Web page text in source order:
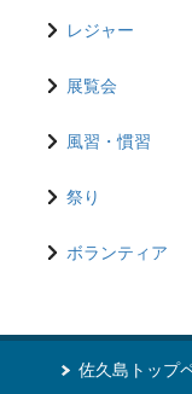
レジャー
展覧会
風習・慣習
祭り
ボランティア
佐久島トップ